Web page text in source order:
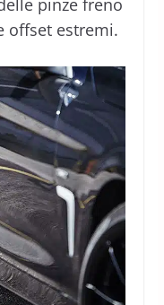
pinze freno
offset estremi.